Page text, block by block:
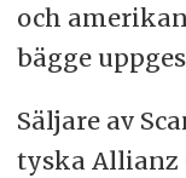
och
bägge
Säljare av
tyska Allianz